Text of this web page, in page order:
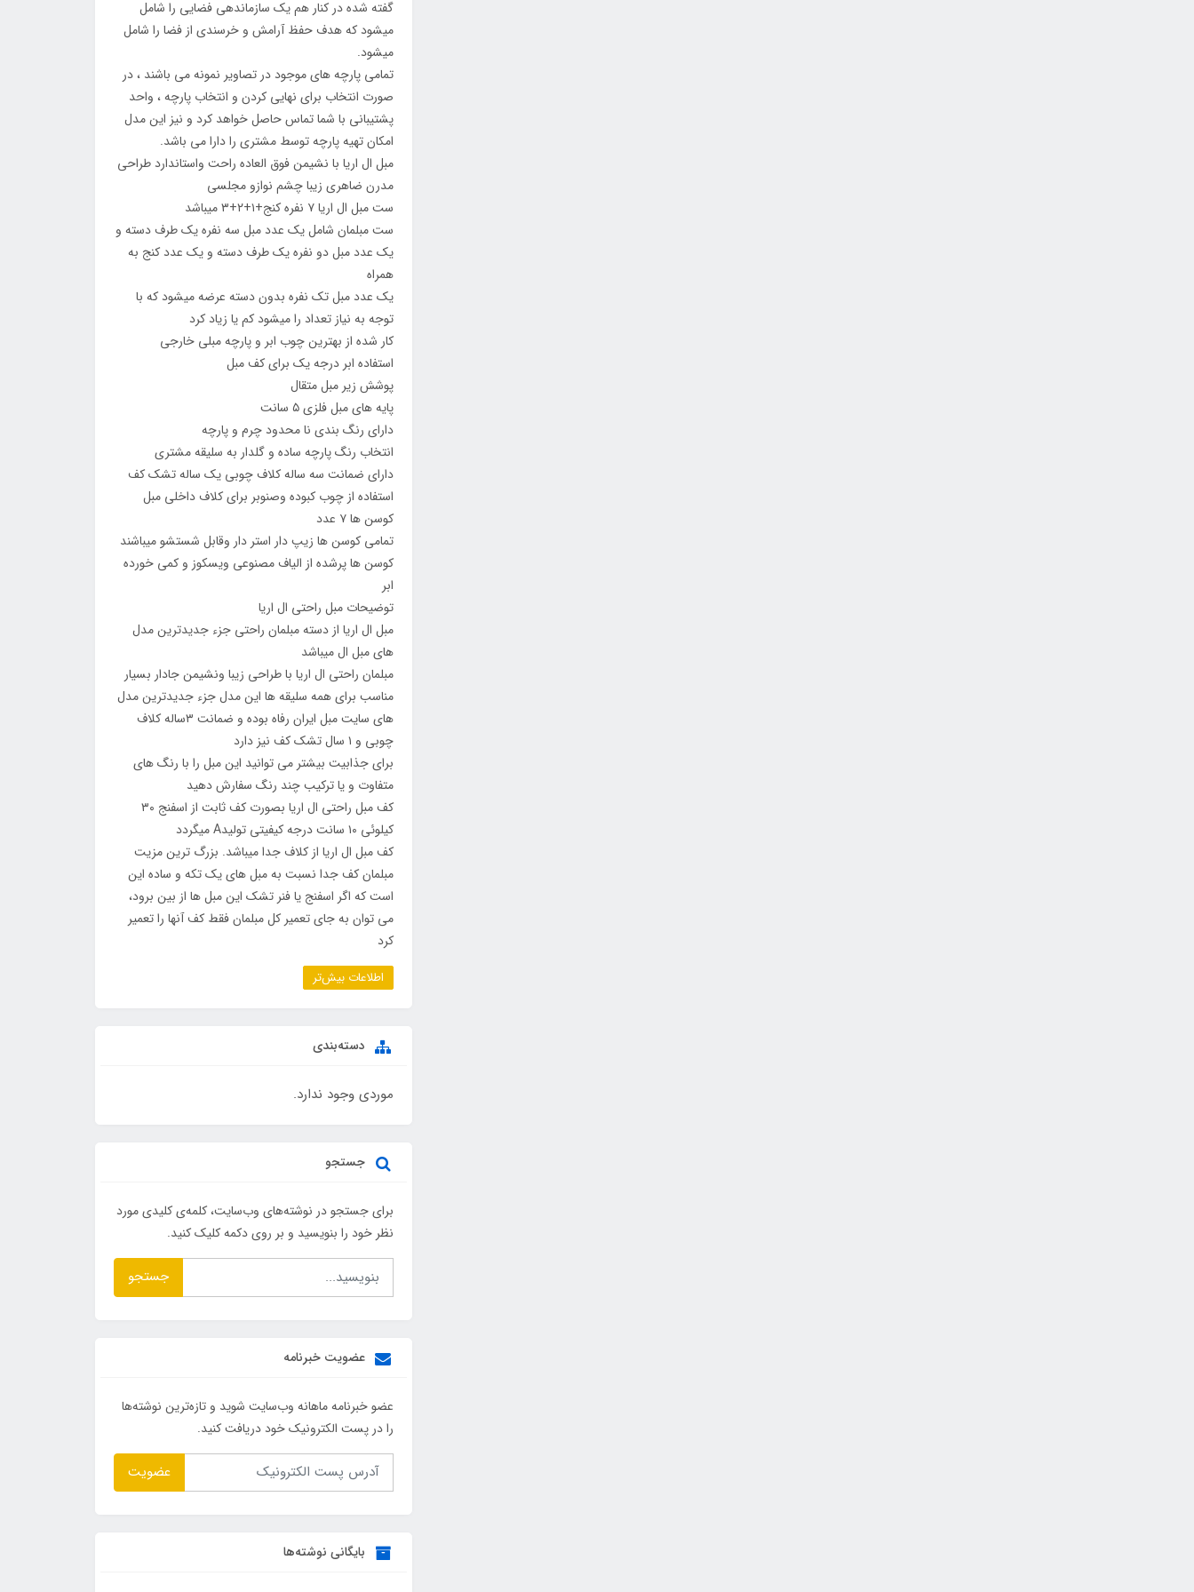
گفته شده در کنار هم یک سازماندهی فضایی را شامل
میشود که هدف حفظ آرامش و خرسندی از فضا را شامل
میشود.
تمامی پارچه های موجود در تصاویر نمونه می باشند ، در
صورت انتخاب برای نهایی کردن و انتخاب پارچه ، واحد
پشتیبانی با شما تماس حاصل خواهد کرد و نیز این مدل
امکان تهیه پارچه توسط مشتری را دارا می باشد.
مبل ال اریا با نشیمن فوق العاده راحت واستاندارد طراحی
مدرن ضاهری زیبا چشم نوازو مجلسی
ست مبل ال اریا ۷ نفره کنج+۱+۲+۳ میباشد
ست مبلمان شامل یک عدد مبل سه نفره یک طرف دسته و
یک عدد مبل دو نفره یک طرف دسته و یک عدد کنج به
همراه
یک عدد مبل تک نفره بدون دسته عرضه میشود که با
توجه به نیاز تعداد را میشود کم یا زیاد کرد
کار شده از بهترین چوب ابر و پارچه مبلی خارجی
استفاده ابر درجه یک برای کف مبل
پوشش زیر مبل متقال
پایه های مبل فلزی ۵ سانت
دارای رنگ بندی نا محدود چرم و پارچه
انتخاب رنگ پارچه ساده و گلدار به سلیقه مشتری
دارای ضمانت سه ساله کلاف چوبی یک ساله تشک کف
استفاده از چوب کبوده وصنوبر برای کلاف داخلی مبل
کوسن ها ۷ عدد
تمامی کوسن ها زیپ دار استر دار وقابل شستشو میباشند
کوسن ها پرشده از الیاف مصنوعی ویسکوز و کمی خورده
ابر
توضیحات مبل راحتی ال اریا
مبل ال اریا از دسته مبلمان راحتی جزء جدیدترین مدل
های مبل ال میباشد
مبلمان راحتی ال اریا با طراحی زیبا ونشیمن جادار بسیار
مناسب برای همه سلیقه ها این مدل جزء جدیدترین مدل
های سایت مبل ایران رفاه بوده و ضمانت ۳ساله کلاف
چوبی و ۱ سال تشک کف نیز دارد
برای جذابیت بیشتر می توانید این مبل را با رنگ های
متفاوت و یا ترکیب چند رنگ سفارش دهید
کف مبل راحتی ال اریا بصورت کف ثابت از اسفنج ۳۰
کیلوئی ۱۰ سانت درجه کیفیتی تولیدA میگردد
کف مبل ال اریا از کلاف جدا میباشد. بزرگ ترین مزیت
مبلمان کف جدا نسبت به مبل های یک تکه و ساده این
است که اگر اسفنج یا فنر تشک این مبل ها از بین برود،
می توان به جای تعمیر کل مبلمان فقط کف آنها را تعمیر
کرد
اطلاعات بیش‌تر
دسته‌بندی
موردی وجود ندارد.
جستجو
برای جستجو در نوشته‌های وب‌سایت، کلمه‌ی کلیدی مورد
نظر خود را بنویسید و بر روی دکمه کلیک کنید.
جستجو
عضویت خبرنامه
عضو خبرنامه ماهانه وب‌سایت شوید و تازه‌ترین نوشته‌ها
را در پست الکترونیک خود دریافت کنید.
عضویت
بایگانی نوشته‌ها